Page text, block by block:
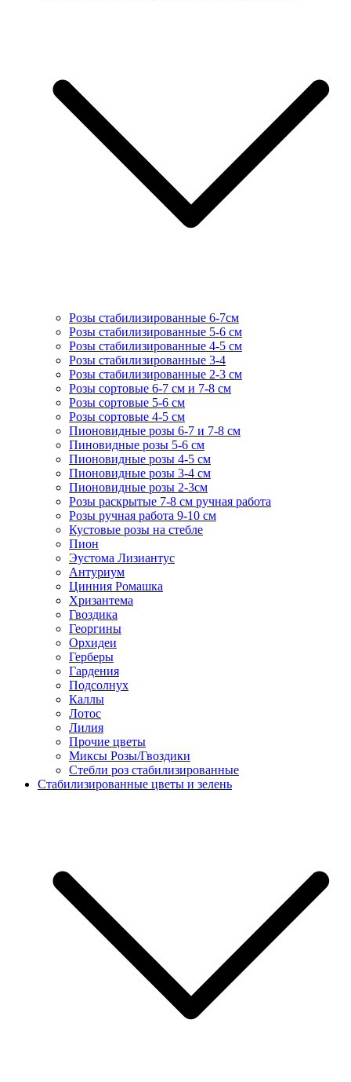
Розы стабилизированные 6-7см
Розы стабилизированные 5-6 см
Розы стабилизированные 4-5 см
Розы стабилизированные 3-4
Розы стабилизированные 2-3 см
Розы сортовые 6-7 см и 7-8 см
Розы сортовые 5-6 см
Розы сортовые 4-5 см
Пионовидные розы 6-7 и 7-8 см
Пиновидные розы 5-6 см
Пионовидные розы 4-5 см
Пионовидные розы 3-4 см
Пионовидные розы 2-3см
Розы раскрытые 7-8 см ручная работа
Розы ручная работа 9-10 см
Кустовые розы на стебле
Пион
Эустома Лизиантус
Антуриум
Цинния Ромашка
Хризантема
Гвоздика
Георгины
Орхидеи
Герберы
Гардения
Подсолнух
Каллы
Лотос
Лилия
Прочие цветы
Миксы Розы/Гвоздики
Стебли роз стабилизированные
Стабилизированные цветы и зелень